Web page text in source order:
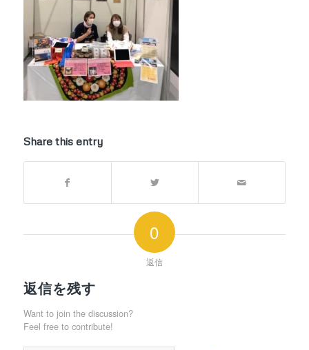
Share this entry
0
返信
返信を残す
Want to join the discussion?
Feel free to contribute!